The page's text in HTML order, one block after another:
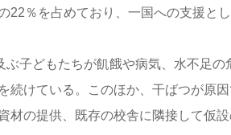
22％を占めており、一国への支援とし
ぶ子どもたちが飢餓や病気、水不足
続けている。このほか、干ばつが原
材の提供、既存の校舎に隣接して仮